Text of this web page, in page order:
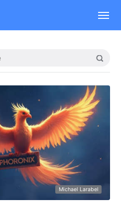
Michael Larabel